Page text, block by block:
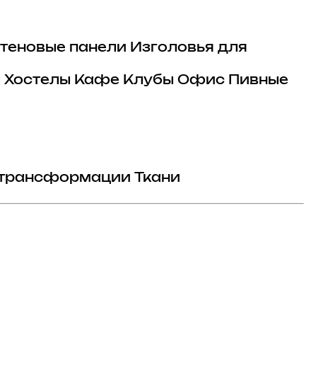
панели Изголовья для
Хостелы Кафе Клубы Офис
Пивные
Ткани